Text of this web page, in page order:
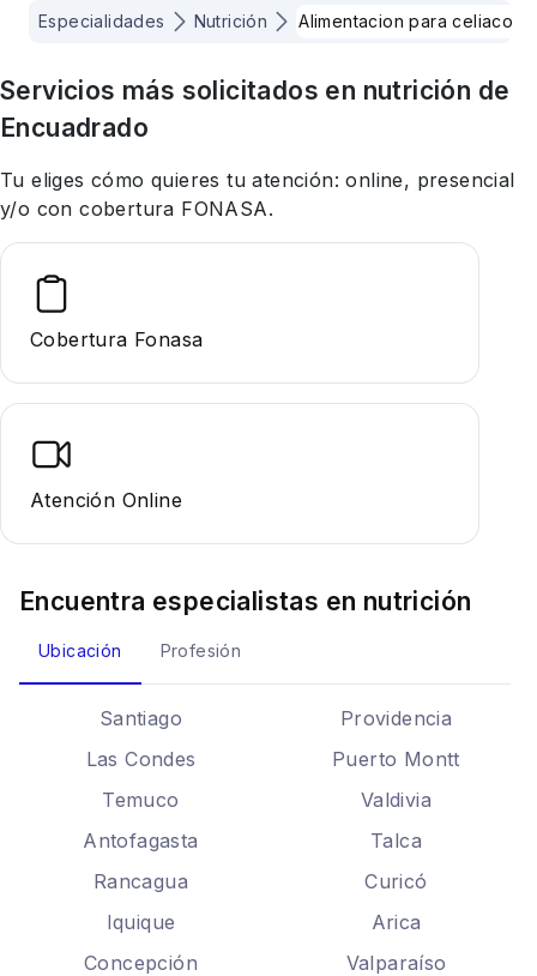
Especialidades Nutrición Alimentacion para celiacos
Servicios más solicitados en nutrición de
Encuadrado
Tu eliges cómo quieres tu atención: online, presencial
y/o con cobertura FONASA.
Cobertura Fonasa
Atención Online
Encuentra especialistas en nutrición
Ubicación Profesión
Santiago
Providencia
Las Condes
Puerto Montt
Temuco
Valdivia
Antofagasta
Talca
Rancagua
Curicó
Iquique
Arica
Concepción
Valparaíso